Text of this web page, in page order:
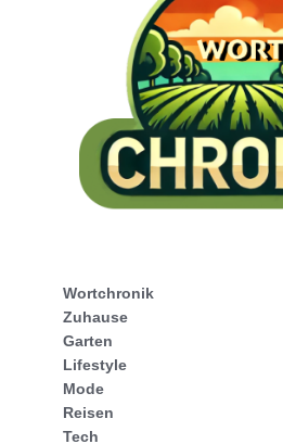
Wortchronik
Zuhause
Garten
Lifestyle
Mode
Reisen
Tech